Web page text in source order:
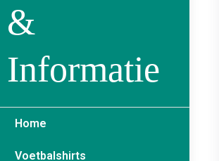
&
Informatie
Home
Voetbalshirts